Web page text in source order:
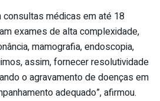
médicas em até 18
exames de alta complexidade,
mamografia, endoscopia,
assim, fornecer resolutividade
o agravamento de doenças em
adequado”, afirmou.